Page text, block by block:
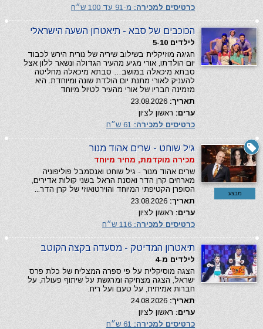
כרטיסים למכירה: מ-91 עד 100 ש״ח
הכוכבים של סבא - תיאטרון השעה הישראלי
לילדים 5-10
חגיגה מוזיקלית בשילוב שיריה של נורית הירש לכבוד
יום הולדתו, אורי מגיע מהעיר הגדולה ונשאר ללון אצל
סבתא מיכאלה במושב… סבתא מיכאלה מחליטה
להעניק לאורי מתנת יום הולדת שונה ומיוחדת. היא
מזמינה חבריו של אורי מהעיר לטיול מיוחד
תאריך:
ערים: ראשון לציון
כרטיסים למכירה:
מבצע
גיל שוחט - שרים אהוד מנור
מכירה מוקדמת, מחיר מיוחד
שרים אהוד מנור - גיל שוחט ואנסמבל פוליפוניה
מארחים קרן הדר ואסנת הראל בשני קולות אדירים,
הסופרן הקטיפתי המיוחד והוירטואוזי של קרן הדר...
תאריך:
ערים: ראשון לציון
כרטיסים למכירה:
תיאטרון המדיטק - מסעדה בקצה הקוטב
לילדים מ-4
הצגה מוסיקלית על פי ספרה המצליח של כלת פרס
ישראל, הצגה מצחיקה ומרגשת על שיתוף פעולה, על
חברות אמיתית, על טעם ועל ריח.
תאריך:
ערים: ראשון לציון
כרטיסים למכירה: